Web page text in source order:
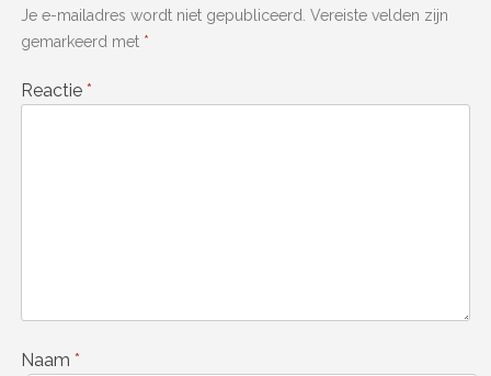
Je e-mailadres wordt niet gepubliceerd. Vereiste velden zijn
gemarkeerd met *
Reactie *
Naam *